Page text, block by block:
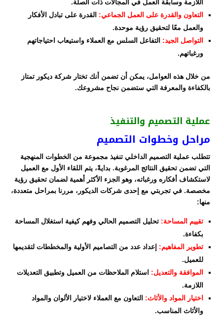
اللازمة وسابقة العمل في المجالات ذات الصلة.
التعاون والقدرة على العمل الجماعي: القدرة على تبادل الأفكار
والعمل معًا لتحقيق رؤية موحدة.
التواصل الجيد: التفاعل السلس مع العملاء واستيعاب احتياجاتهم
ورغباتهم.
من خلال هذه العوامل، يمكن أن تضمن أنك تختار شركة ديكور تمتاز
بالكفاءة والمعرفة التي ستضمن نجاح مشروعك.
عملية التصميم والتنفيذ
مراحل وخطوات التصميم
تتطلب عملية التصميم الداخلي تنفيذ مجموعة من الخطوات المنهجية
التي تضمن تحقيق النتائج المرغوبة. بدايةً، يتم اللقاء الأول مع العميل
لاستكشاف أفكاره ورغباته، وهو الجزء الأكثر أهمية لضمان تحقيق رؤية
مخصصة. في تجربتي مع إحدى شركات الديكور، مررنا بمراحل متعددة،
منها:
تقييم المساحة: تحليل التصميم الحالي وفهم كيفية استغلال المساحة
بكفاءة.
تطوير المفاهيم: إعداد عدد من التصاميم الأولية والمخططات لتقديمها
للعميل.
الموافقة والتعديل: استلام الملاحظات من العميل وتطبيق التعديلات
اللازمة.
اختيار المواد والأثاث: التعاون مع العملاء لاختيار الألوان والمواد
والأثاث المناسب.